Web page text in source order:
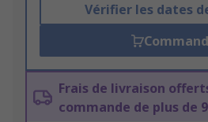
Vérifier les dates
Frais de livraison
commande de plus de